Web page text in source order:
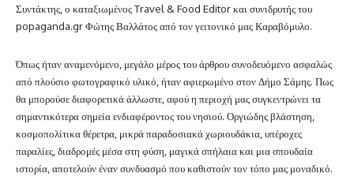
Συντάκτης, ο καταξιωμένος Travel & Food Editor και συνιδρυτής του
popaganda.gr Φώτης Βαλλάτος από τον γειτονικό μας Καραβόμυλο.
Όπως ήταν αναμενόμενο, μεγάλο μέρος του άρθρου συνοδευόμενο ασφαλώς
από πλούσιο φωτογραφικό υλικό, ήταν αφιερωμένο στον Δήμο Σάμης. Πως
θα μπορούσε διαφορετικά άλλωστε, αφού η περιοχή μας συγκεντρώνει τα
σημαντικότερα σημεία ενδιαφέροντος του νησιού. Οργιώδης βλάστηση,
κοσμοπολίτικα θέρετρα, μικρά παραδοσιακά χωριουδάκια, υπέροχες
παραλίες, διαδρομές μέσα στη φύση, μαγικά σπήλαια και μια σπουδαία
ιστορία, αποτελούν έναν συνδυασμό που καθιστούν τον τόπο μας μοναδικό.